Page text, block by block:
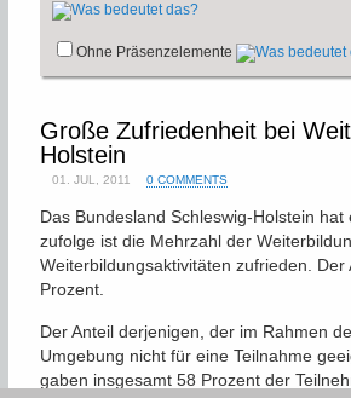
Ohne Präsenzelemente
Große Zufriedenheit bei
Holstein
01. JUL, 2011 0 COMMENTS
Das Bundesland Schleswig-Holstein
zufolge ist die Mehrzahl der
Weiterbildungsaktivitäten zufrieden.
Prozent.
Der Anteil derjenigen, der im Rahmen
Umgebung nicht für eine Teilnahme
gaben insgesamt 58 Prozent der